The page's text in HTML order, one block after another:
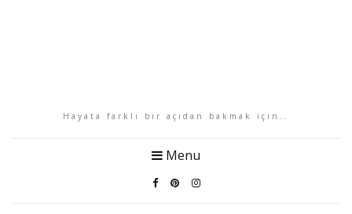
Hayata farklı bir açıdan bakmak için…
Menu